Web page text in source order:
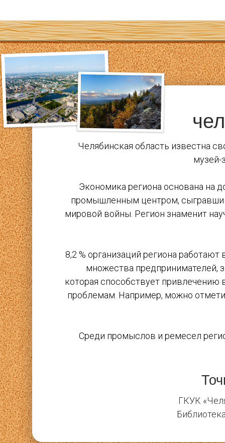
ГКУК
Челябинская область известна
музей-
Экономика региона основана на
промышленным центром,
мировой войны. Регион знаменит
8,2 % организаций региона
множества предпринимателей,
которая способствует
проблемам. Например, можно
Среди промыслов и ремесел